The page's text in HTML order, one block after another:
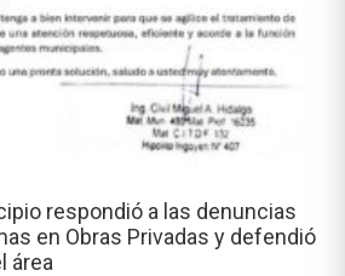
respondió a las denuncias
en Obras Privadas y defendió
área